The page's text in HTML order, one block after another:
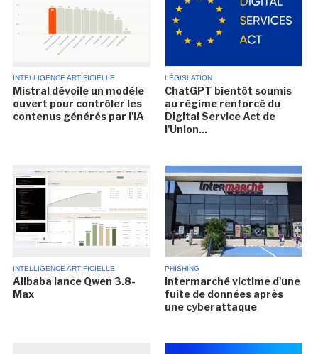
INTELLIGENCE ARTIFICIELLE
Mistral dévoile un modèle
ouvert pour contrôler les
contenus générés par l'IA
LÉGISLATION
ChatGPT bientôt soumis
au régime renforcé du
Digital Service Act de
l'Union...
INTELLIGENCE ARTIFICIELLE
Alibaba lance Qwen 3.8-
Max
PHISHING
Intermarché victime d'une
fuite de données après
une cyberattaque